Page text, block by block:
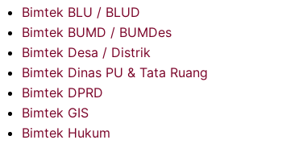
Bimtek BLU / BLUD
Bimtek BUMD / BUMDes
Bimtek Desa / Distrik
Bimtek Dinas PU & Tata Ruang
Bimtek DPRD
Bimtek GIS
Bimtek Hukum